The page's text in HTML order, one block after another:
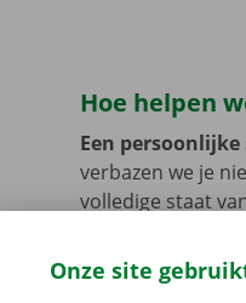
Hoe helpen
Een
verbazen we je
volledige staat
vertoont. In dat
Europa. Zo
Onze site